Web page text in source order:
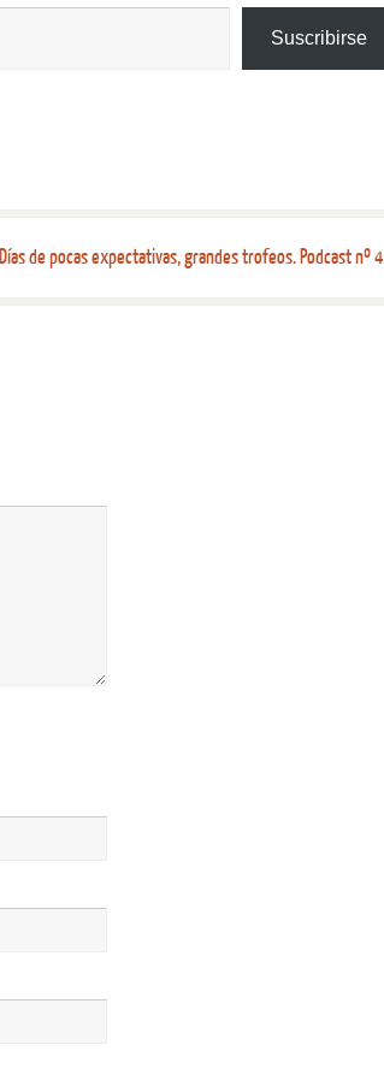
Suscribirse
Días de pocas expectativas, grandes trofeos. Podcast nº 4